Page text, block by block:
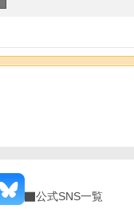
公式SNS一覧